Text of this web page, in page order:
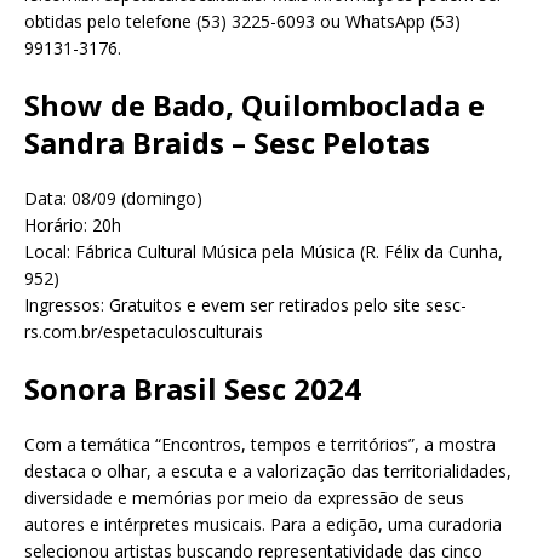
obtidas pelo telefone (53) 3225-6093 ou WhatsApp (53)
99131-3176.
Show de Bado, Quilomboclada e
Sandra Braids – Sesc Pelotas
Data: 08/09 (domingo)
Horário: 20h
Local: Fábrica Cultural Música pela Música (R. Félix da Cunha,
952)
Ingressos: Gratuitos e evem ser retirados pelo site sesc-
rs.com.br/espetaculosculturais
Sonora Brasil Sesc 2024
Com a temática “Encontros, tempos e territórios”, a mostra
destaca o olhar, a escuta e a valorização das territorialidades,
diversidade e memórias por meio da expressão de seus
autores e intérpretes musicais. Para a edição, uma curadoria
selecionou artistas buscando representatividade das cinco